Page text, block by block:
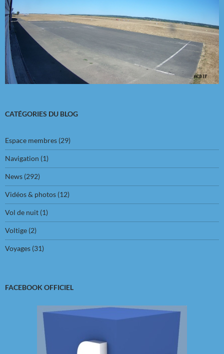
CATÉGORIES DU BLOG
Espace membres (29)
Navigation (1)
News (292)
Vidéos & photos (12)
Vol de nuit (1)
Voltige (2)
Voyages (31)
FACEBOOK OFFICIEL